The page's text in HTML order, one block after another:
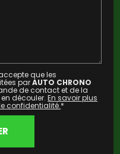
que les
parAUTO CHRONO
de contact et de la
découler.En savoir plus
confidentialité.*